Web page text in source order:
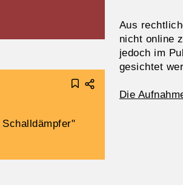
Aus
nicht online
jedoch im
gesichtet
Die